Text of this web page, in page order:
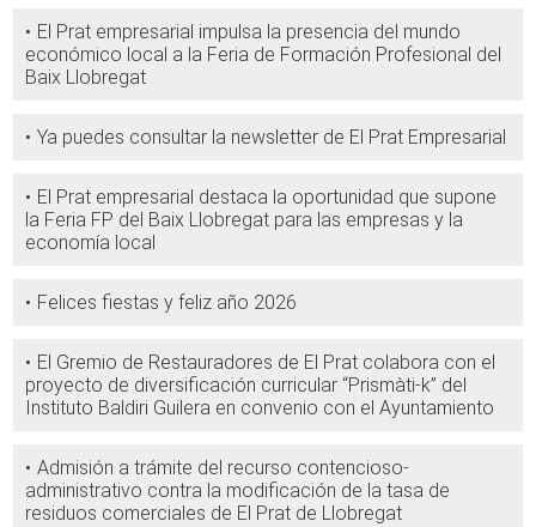
El Prat empresarial impulsa la presencia del mundo
económico local a la Feria de Formación Profesional del
Baix Llobregat
Ya puedes consultar la newsletter de El Prat Empresarial
El Prat empresarial destaca la oportunidad que supone
la Feria FP del Baix Llobregat para las empresas y la
economía local
Felices fiestas y feliz año 2026
El Gremio de Restauradores de El Prat colabora con el
proyecto de diversificación curricular “Prismàti-k” del
Instituto Baldiri Guilera en convenio con el Ayuntamiento
Admisión a trámite del recurso contencioso-
administrativo contra la modificación de la tasa de
residuos comerciales de El Prat de Llobregat